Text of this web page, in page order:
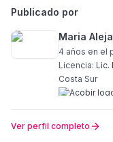
Publicado por
Maria
4 años en el
Licencia: Lic.
Costa Sur
Ver perfil completo